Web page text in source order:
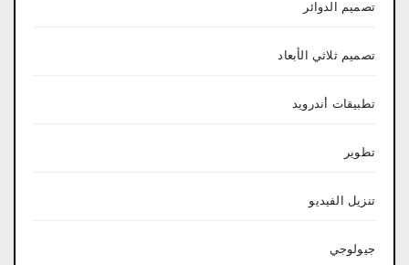
تصميم الدوائر
تصميم ثلاثي الأبعاد
تطبيقات أندرويد
تطوير
تنزيل الفيديو
جيولوجي